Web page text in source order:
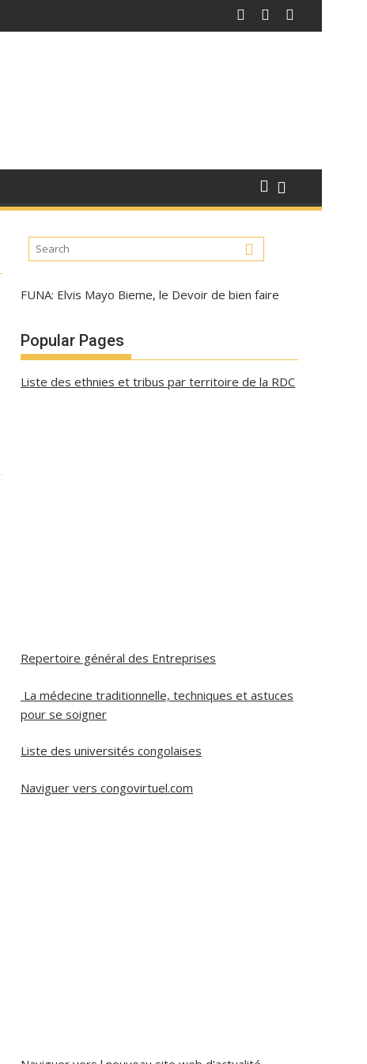
FUNA: Elvis Mayo Bieme, le Devoir de bien faire
Popular Pages
Liste des ethnies et tribus par territoire de la RDC
Repertoire général des Entreprises
La médecine traditionnelle, techniques et astuces
pour se soigner
Liste des universités congolaises
Naviguer vers congovirtuel.com